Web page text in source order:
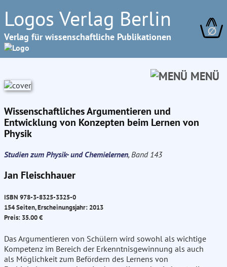
Logos Verlag Berlin
Verlag für wissenschaftliche Publikationen ∅
MENÜ
Wissenschaftliches Argumentieren und
Entwicklung von Konzepten beim Lernen von
Physik
Studien zum Physik- und Chemielernen, Band 143
Jan Fleischhauer
ISBN 978-3-8325-3325-0
154 Seiten, Erscheinungsjahr: 2013
Preis: 35.00 €
Das Argumentieren von Schülern wird sowohl als wichtige
Kompetenz im Bereich der Erkenntnisgewinnung als auch
als Möglichkeit zum Befördern des Lernens von